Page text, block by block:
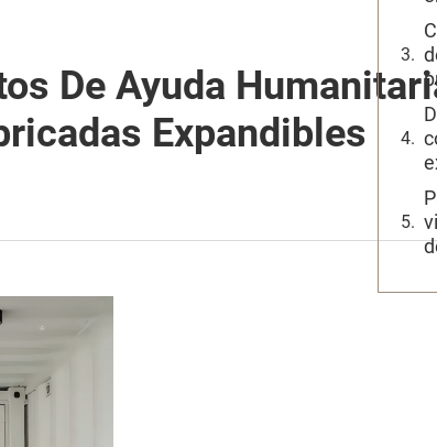
De Ayuda
Expandibles